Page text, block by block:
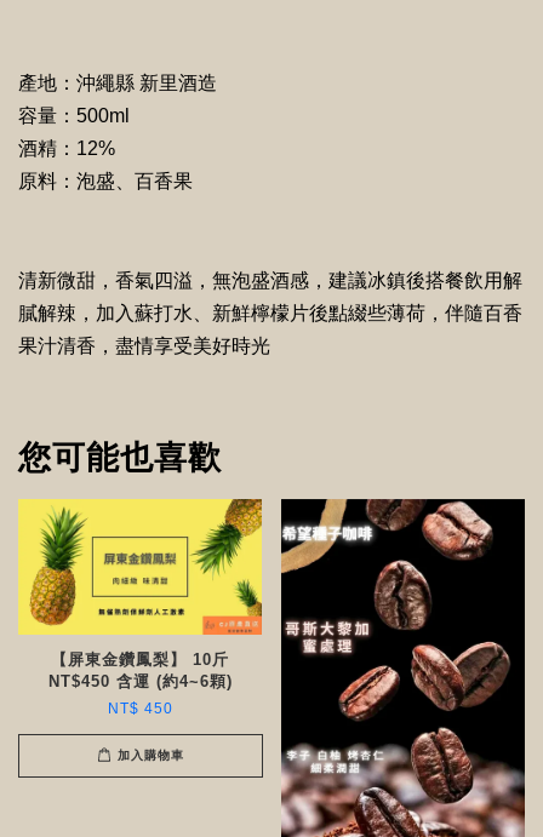
產地：沖繩縣 新里酒造
容量：500ml
酒精：12%
原料：泡盛、百香果
清新微甜，香氣四溢，無泡盛酒感，建議冰鎮後搭餐飲用解
膩解辣，加入蘇打水、新鮮檸檬片後點綴些薄荷，伴隨百香
果汁清香，盡情享受美好時光
您可能也喜歡
【屏東金鑽鳳梨】 10斤
NT$450 含運 (約4~6顆)
NT$ 450
加入購物車